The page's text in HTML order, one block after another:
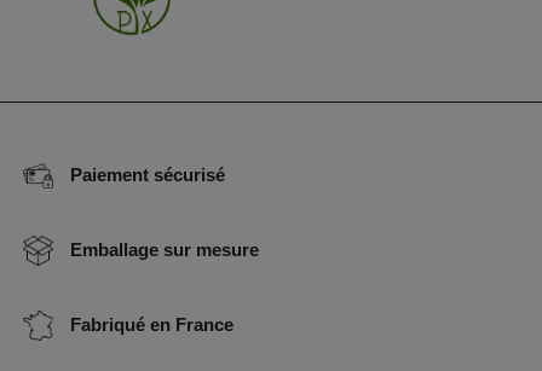
Paiement sécurisé
Emballage sur mesure
Fabriqué en France